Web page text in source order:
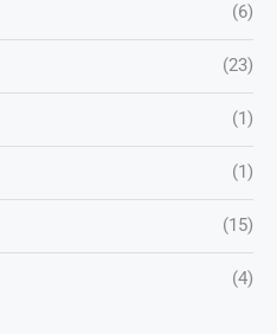
(6)
(23)
(1)
(1)
(15)
(4)